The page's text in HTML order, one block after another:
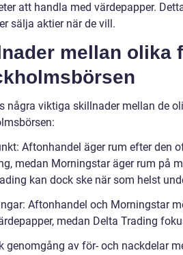
att handla med värdepapper.
sälja aktier när de vill.
mellan olika
några viktiga skillnader mellan de
Aftonhandel äger rum efter den
medan Morningstar äger rum på
kan dock ske när som helst
Aftonhandel och Morningstar
medan Delta Trading
genomgång av för- och nackdelar